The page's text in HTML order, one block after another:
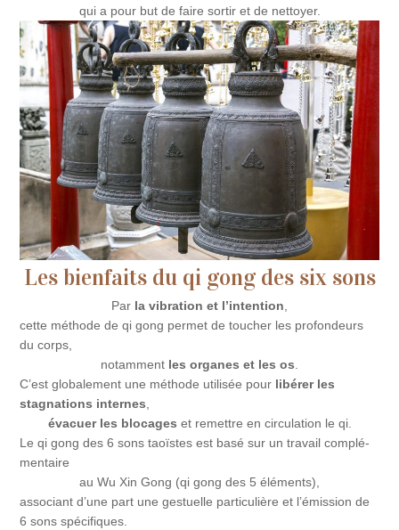
qui a pour but de faire sortir et de nettoyer.
Les bienfaits du qi gong des six sons
Par la vibration et l’intention
cette méthode de qi gong permet de toucher les profondeurs
du corps,
notamment les organes et les os
C’est globalement une méthode utilisée pour libérer les
stagnations internes
évacuer les blocages et remettre en circulation le qi.
Le qi gong des 6 sons taoïstes est basé sur un tra­vail com­plé­
men­taire
au Wu Xin Gong (qi gong des 5 éléments),
asso­ciant d’une part une ges­tuelle par­ti­cu­lière et l’émission de
6 sons spé­ci­fiques.